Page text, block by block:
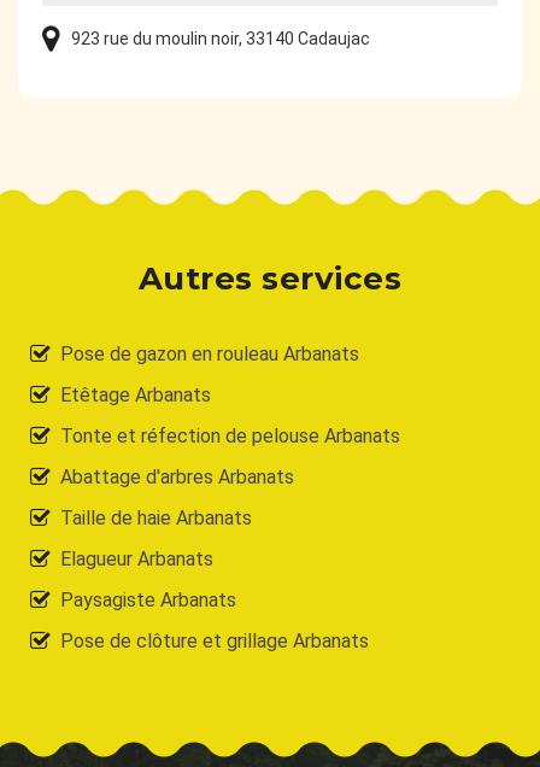
923 rue du moulin noir, 33140 Cadaujac
Autres services
Pose de gazon en rouleau Arbanats
Etêtage Arbanats
Tonte et réfection de pelouse Arbanats
Abattage d'arbres Arbanats
Taille de haie Arbanats
Elagueur Arbanats
Paysagiste Arbanats
Pose de clôture et grillage Arbanats